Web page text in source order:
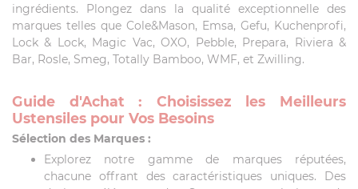
ingrédients. Plongez dans la qualité exceptionnelle des
marques telles que Cole&Mason, Emsa, Gefu, Kuchenprofi,
Lock & Lock, Magic Vac, OXO, Pebble, Prepara, Riviera &
Bar, Rosle, Smeg, Totally Bamboo, WMF, et Zwilling.
Guide d'Achat : Choisissez les Meilleurs
Ustensiles pour Vos Besoins
Sélection des Marques :
Explorez notre gamme de marques réputées,
chacune offrant des caractéristiques uniques. Des